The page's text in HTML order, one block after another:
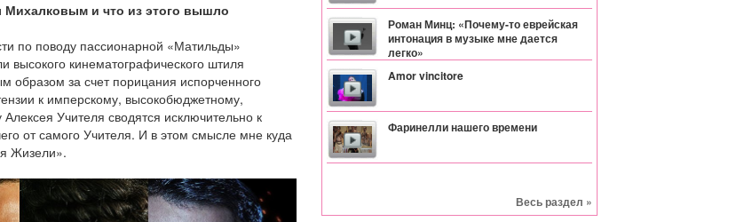
Михалковым и что из этого вышло
по поводу пассионарной «Матильды»
высокого кинематографического штиля
образом за счет порицания испорченного
к имперскому, высокобюджетному,
Учителя сводятся исключительно к
от самого Учителя. И в этом смысле мне куда
Жизели».
Роман Минц: «Почему-то еврейская
интонация в музыке мне дается
легко»
Amor vincitore
Фаринелли нашего времени
Весь раздел »